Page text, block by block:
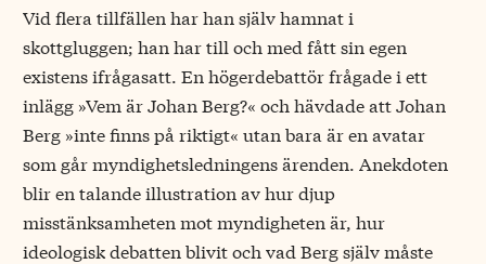
Vid flera tillfällen har han själv hamnat i
skottgluggen; han har till och med fått sin egen
existens ifrågasatt. En högerdebattör frågade i ett
inlägg »Vem är Johan Berg?« och hävdade att Johan
Berg »inte finns på riktigt« utan bara är en avatar
som går myndighetsledningens ärenden. Anekdoten
blir en talande illustration av hur djup
misstänksamheten mot myndigheten är, hur
ideologisk debatten blivit och vad Berg själv måste